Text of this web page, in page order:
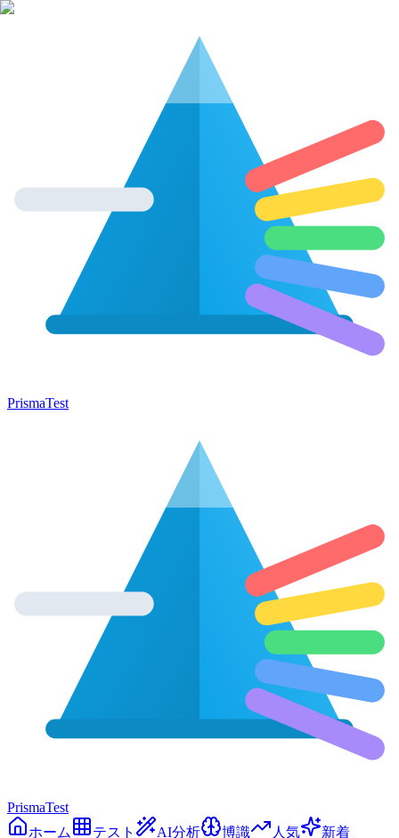
PrismaTest
PrismaTest
ホーム
テスト AI分析 博識 人気 新着